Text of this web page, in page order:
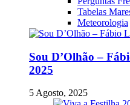
Tabelas
Meteorologia
Sou D’Olhão –
2025
5 Agosto, 2025